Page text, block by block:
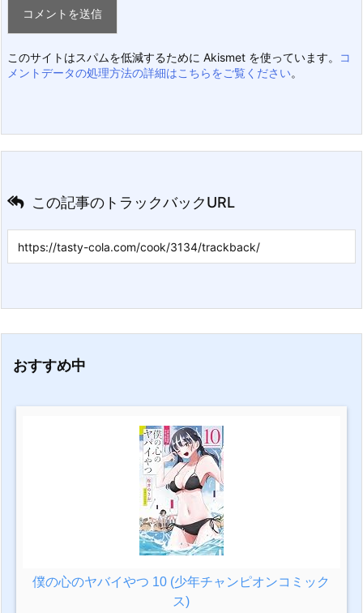
このサイトはスパムを低減するために Akismet を使っています。
コ
メントデータの処理方法の詳細はこちらをご覧ください。
この記事のトラックバックURL
おすすめ中
僕の心のヤバイやつ 10 (少年チャンピオンコミック
ス)